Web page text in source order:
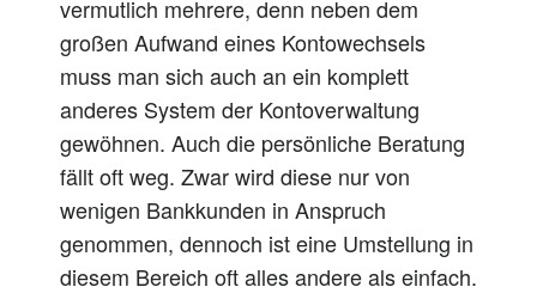
vermutlich mehrere, denn neben dem
großen Aufwand eines Kontowechsels
muss man sich auch an ein komplett
anderes System der Kontoverwaltung
gewöhnen. Auch die persönliche Beratung
fällt oft weg. Zwar wird diese nur von
wenigen Bankkunden in Anspruch
genommen, dennoch ist eine Umstellung in
diesem Bereich oft alles andere als einfach.